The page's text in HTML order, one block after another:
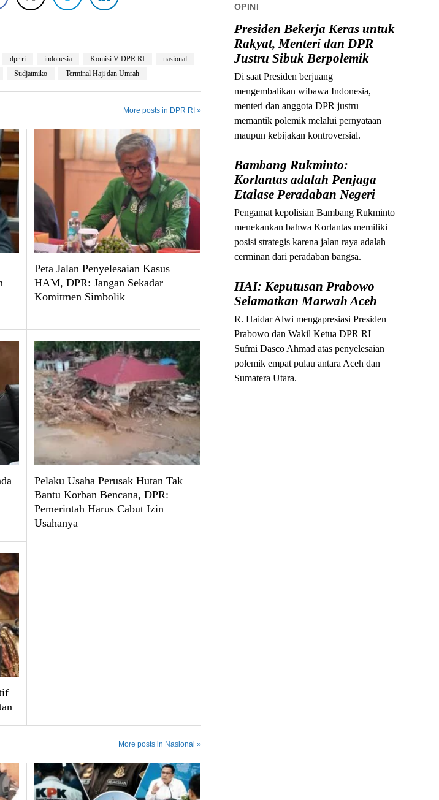
dpr ri indonesia Komisi V DPR RI
nasional
Sudjatmiko Terminal Haji dan Umrah
More posts in DPR RI »
Peta Jalan Penyelesaian Kasus
HAM, DPR: Jangan Sekadar
Komitmen Simbolik
Pelaku Usaha Perusak Hutan Tak
Bantu Korban Bencana, DPR:
Pemerintah Harus Cabut Izin
Usahanya
More posts in Nasional »
OPINI
Presiden Bekerja Keras untuk
Rakyat, Menteri dan DPR
Justru Sibuk Berpolemik
Di saat Presiden berjuang
mengembalikan wibawa Indonesia,
menteri dan anggota DPR justru
memantik polemik melalui pernyataan
maupun kebijakan kontroversial.
Bambang Rukminto:
Korlantas adalah Penjaga
Etalase Peradaban Negeri
Pengamat kepolisian Bambang Rukminto
menekankan bahwa Korlantas memiliki
posisi strategis karena jalan raya adalah
cerminan dari peradaban bangsa.
HAI: Keputusan Prabowo
Selamatkan Marwah Aceh
R. Haidar Alwi mengapresiasi Presiden
Prabowo dan Wakil Ketua DPR RI
Sufmi Dasco Ahmad atas penyelesaian
polemik empat pulau antara Aceh dan
Sumatera Utara.